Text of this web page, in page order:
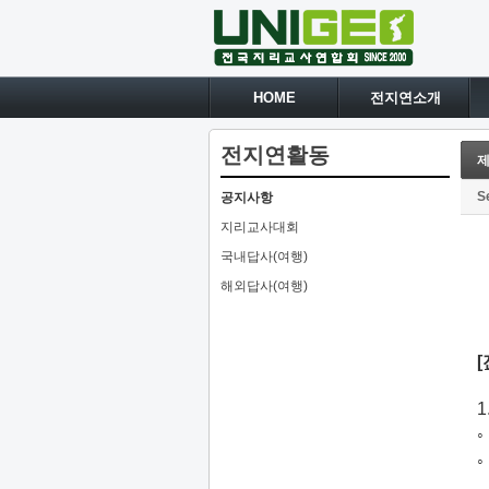
HOME 전지연소개
전지연활동
공지사항
지리교사대회
국내답사(여행)
해외답사(여행)
[